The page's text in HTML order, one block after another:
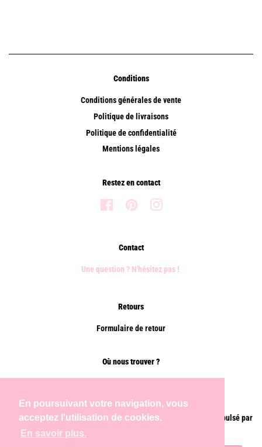
En poursuivant votre navigation, vous
acceptez l'utilisation de cookies.
En savoir plus.
Conditions
Conditions générales de vente
Politique de livraisons
Politique de confidentialité
Mentions légales
Restez en contact
Facebook Pinterest
Contact
Une question ? N'hésitez pas !
Retours
Formulaire de retour
Où nous trouver ?
Droit d'auteur © 2026,Chems Paris.Commerce électronique propulsé par